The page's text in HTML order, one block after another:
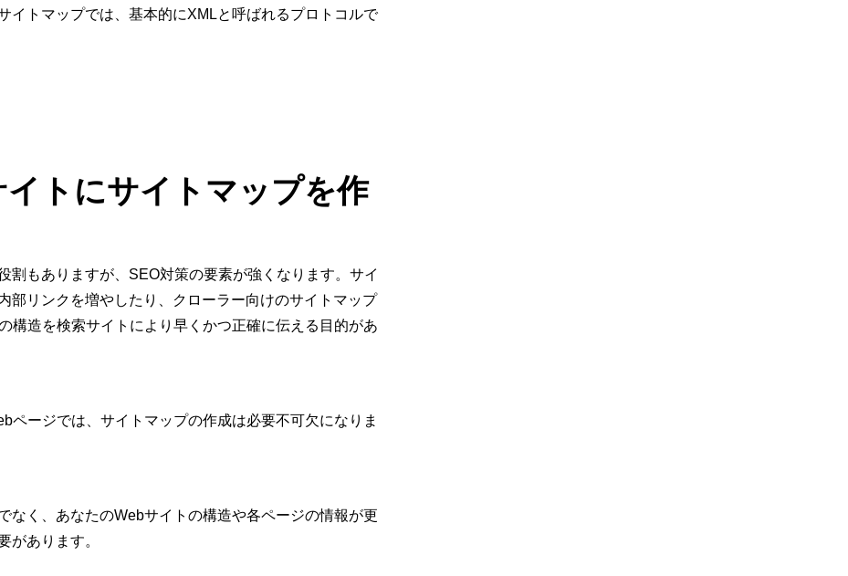
イトマップでは、基本的にXMLと呼ばれるプロトコルで
トにサイトマップを作
割もありますが、SEO対策の要素が強くなります。サイ
部リンクを増やしたり、クローラー向けのサイトマップ
構造を検索サイトにより早くかつ正確に伝える目的があ
ページでは、サイトマップの作成は必要不可欠になりま
なく、あなたのWebサイトの構造や各ページの情報が更
があります。